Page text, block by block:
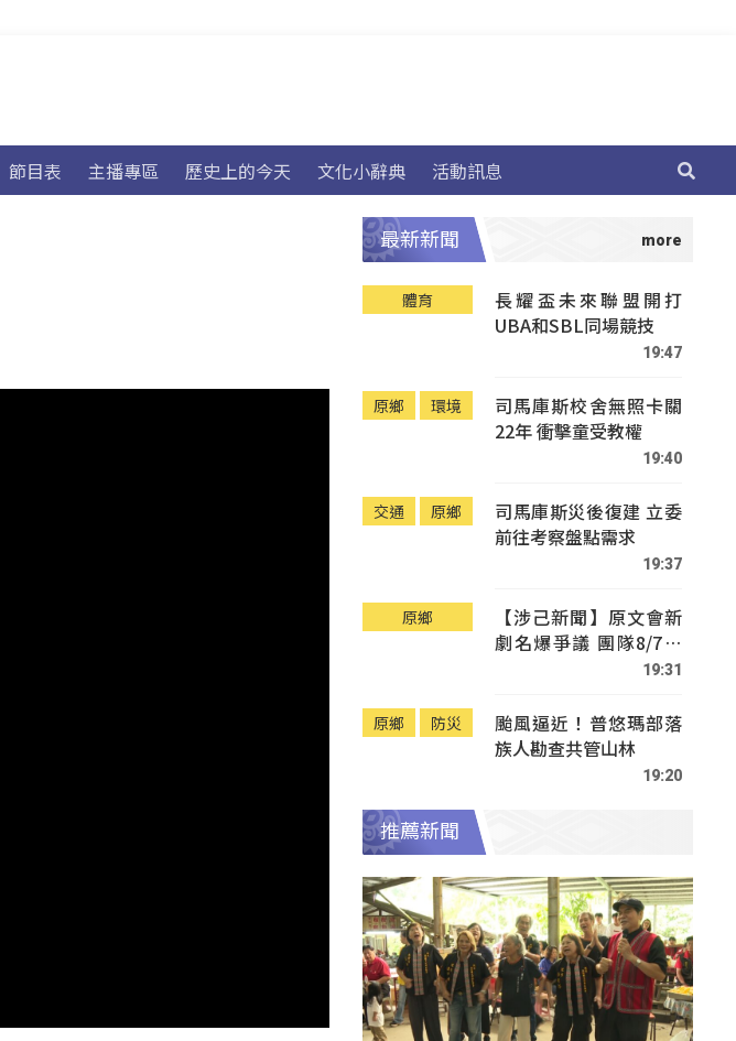
節目表 主播專區 歷史上的今天 文化小辭典 活動訊息
最新新聞
體育
長耀盃未來聯盟開打
UBA和SBL同場競技
19:47
原鄉 環境
司馬庫斯校舍無照卡關
22年 衝擊童受教權
19:40
交通 原鄉
司馬庫斯災後復建 立委
前往考察盤點需求
19:37
原鄉
【涉己新聞】原文會新
劇名爆爭議 團隊8/7赴
19:31
原鄉 防災
颱風逼近！普悠瑪部落
族人勘查共管山林
19:20
推薦新聞